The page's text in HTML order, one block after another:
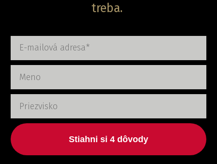
treba.
Stiahni si 4 dôvody